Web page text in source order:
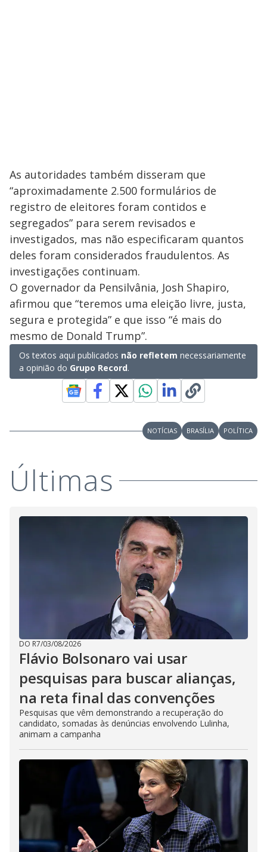
As autoridades também disseram que
“aproximadamente 2.500 formulários de
registro de eleitores foram contidos e
segregados” para serem revisados e
investigados, mas não especificaram quantos
deles foram considerados fraudulentos. As
investigações continuam.
O governador da Pensilvânia, Josh Shapiro,
afirmou que “teremos uma eleição livre, justa,
segura e protegida” e que isso “é mais do
mesmo de Donald Trump”.
Os textos aqui publicados não refletem necessariamente
a opinião do Grupo Record.
NOTÍCIAS BRASÍLIA POLÍTICA
Últimas
DO R7/03/08/2026
Flávio Bolsonaro vai usar
pesquisas para buscar alianças,
na reta final das convenções
Pesquisas que vêm demonstrando a recuperação do
candidato, somadas às denúncias envolvendo Lulinha,
animam a campanha